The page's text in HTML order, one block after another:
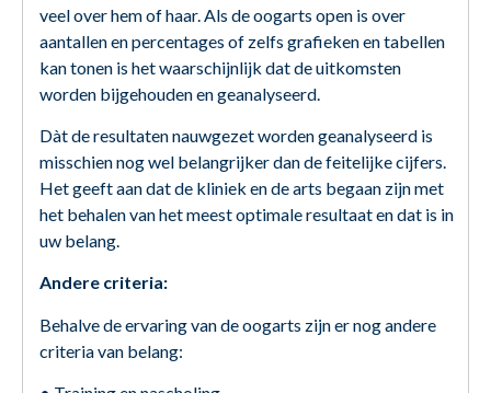
veel over hem of haar. Als de oogarts open is over
aantallen en percentages of zelfs grafieken en tabellen
kan tonen is het waarschijnlijk dat de uitkomsten
worden bijgehouden en geanalyseerd.
Dàt de resultaten nauwgezet worden geanalyseerd is
misschien nog wel belangrijker dan de feitelijke cijfers.
Het geeft aan dat de kliniek en de arts begaan zijn met
het behalen van het meest optimale resultaat en dat is in
uw belang.
Andere criteria:
Behalve de ervaring van de oogarts zijn er nog andere
criteria van belang: